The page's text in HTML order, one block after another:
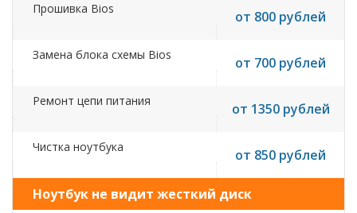
Прошивка Bios от 800 рублей
Замена блока схемы Bios от 700 рублей
Ремонт цепи питания от 1350 рублей
Чистка ноутбука от 850 рублей
Ноутбук не видит жесткий диск